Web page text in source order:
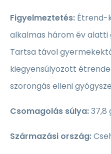
Figyelmeztetés: Étrend-
alkalmas három év alatti
Tartsa távol
kiegyensúlyozott
szorongás elleni
Csomagolás súlya:37,8
Származási ország: